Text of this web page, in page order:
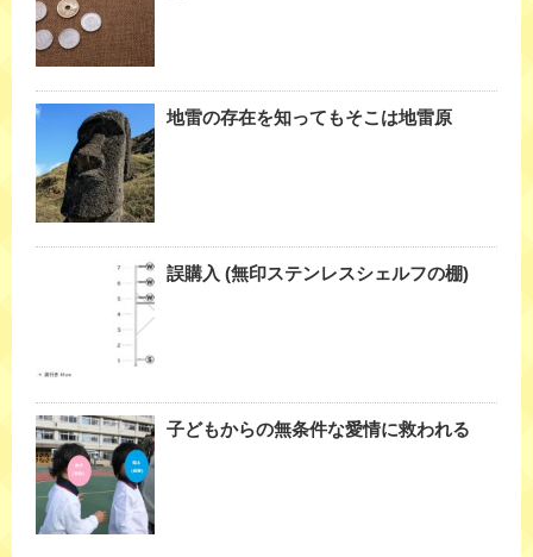
地雷の存在を知ってもそこは地雷原
誤購入 (無印ステンレスシェルフの棚)
子どもからの無条件な愛情に救われる